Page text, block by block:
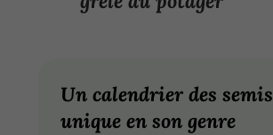
Un calendrier des semis
unique en son genre